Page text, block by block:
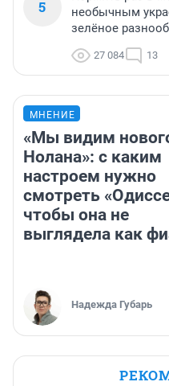
5
необычным
зелёное
27 084 13
МНЕНИЕ
«Мы видим
Нолана»: с каким
настроем нужно
смотреть
чтобы она не
выглядела как
Надежда Губарь